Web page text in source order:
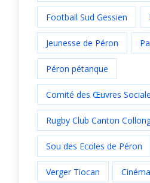
Football Sud Gessien
Jeunesse de Péron
Péron pétanque
Comité des Œuvres
Rugby Club Canton
Sou des Ecoles de Péron
Verger Tiocan